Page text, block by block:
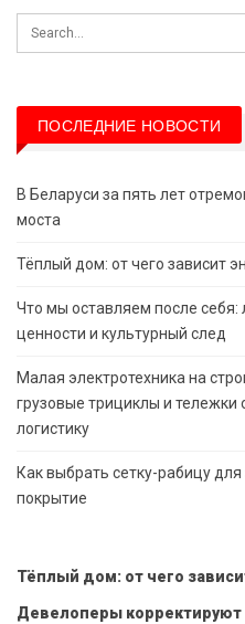
ПОСЛЕДНИЕ НОВОСТИ
В Беларуси за пять лет
моста
Тёплый дом: от чего зависит
Что мы оставляем после
ценности и культурный след
Малая электротехника на
грузовые трициклы и
логистику
Как выбрать сетку-рабицу
покрытие
Тёплый дом: от чего
Девелоперы корректируют